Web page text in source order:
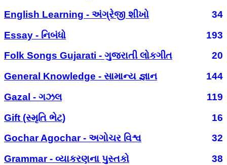
English Learning - અંગ્રેજી શીખો
34
Essay - નિબંધો
193
Folk Songs Gujarati - ગુજરાતી લોકગીત
20
General Knowledge - સામાન્ય જ્ઞાન
144
Gazal - ગઝલ
119
Gift (સ્મૃતિ ભેટ)
16
Gochar Agochar - અગોચર વિશ્વ
32
Grammar - વ્યાકરણના પુસ્તકો
38